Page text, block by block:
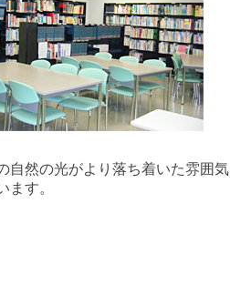
自然の光がより落ち着いた雰囲気
ます。